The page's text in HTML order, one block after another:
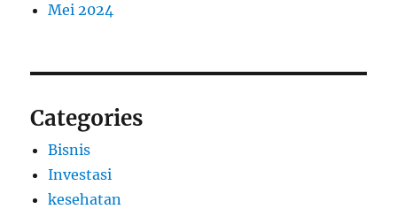
Mei 2024
Categories
Bisnis
Investasi
kesehatan